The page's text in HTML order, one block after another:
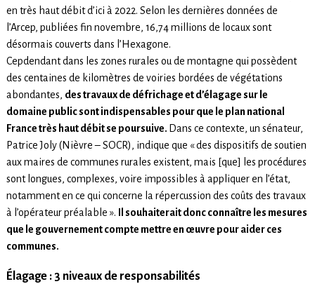
en très haut débit d’ici à 2022. Selon les dernières données de
l’Arcep, publiées fin novembre, 16,74 millions de locaux sont
désormais couverts dans l’Hexagone.
Cepdendant dans les zones rurales ou de montagne qui possèdent
des centaines de kilomètres de voiries bordées de végétations
abondantes, des travaux de défrichage et d’élagage sur le
domaine public sont indispensables pour que le plan national
France très haut débit se poursuive. Dans ce contexte, un sénateur,
Patrice Joly (Nièvre – SOCR), indique que « des dispositifs de soutien
aux maires de communes rurales existent, mais [que] les procédures
sont longues, complexes, voire impossibles à appliquer en l’état,
notamment en ce qui concerne la répercussion des coûts des travaux
à l’opérateur préalable ».
Il souhaiterait donc connaître les mesures
que le gouvernement compte mettre en œuvre pour aider ces
communes.
Élagage : 3 niveaux de responsabilités